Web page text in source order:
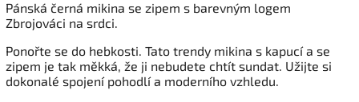
Pánská černá mikina se zipem s barevným logem
Zbrojováci na srdci.
Ponořte se do hebkosti. Tato trendy mikina s kapucí a se
zipem je tak měkká, že ji nebudete chtít sundat. Užijte si
dokonalé spojení pohodlí a moderního vzhledu.